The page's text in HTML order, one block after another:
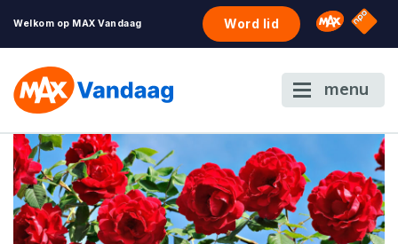
Welkom op MAX Vandaag Word lid Omroep
NPO
menu